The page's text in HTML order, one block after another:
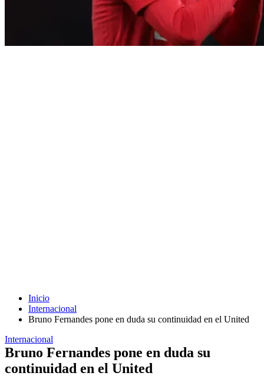
Inicio
Internacional
Bruno Fernandes pone en duda su continuidad en el United
Internacional
Bruno Fernandes pone en duda su
continuidad en el United